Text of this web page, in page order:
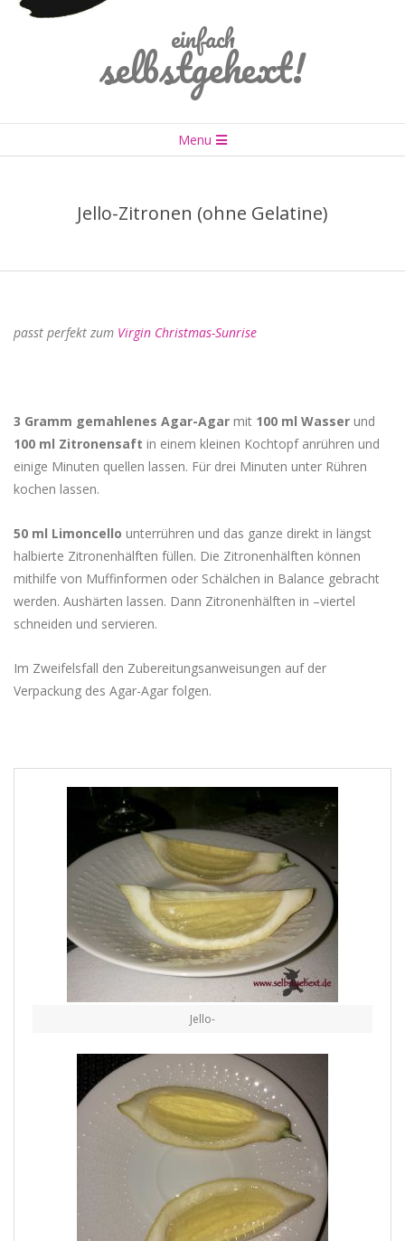
einfach
selbstgehext!
Navigation
Menu
Jello-Zitronen (ohne Gelatine)
passt perfekt zum Virgin Christmas-Sunrise
3 Gramm gemahlenes Agar-Agar mit 100 ml Wasser und
100 ml Zitronensaft in einem kleinen Kochtopf anrühren und
einige Minuten quellen lassen. Für drei Minuten unter Rühren
kochen lassen.
50 ml Limoncello unterrühren und das ganze direkt in längst
halbierte Zitronenhälften füllen. Die Zitronenhälften können
mithilfe von Muffinformen oder Schälchen in Balance gebracht
werden. Aushärten lassen. Dann Zitronenhälften in –viertel
schneiden und servieren.
Im Zweifelsfall den Zubereitungsanweisungen auf der
Verpackung des Agar-Agar folgen.
Jello-